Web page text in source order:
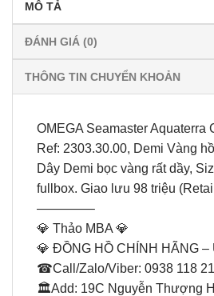
MÔ TẢ
ĐÁNH GIÁ (0)
THÔNG TIN CHUYỂN KHOẢN
OMEGA Seamaster Aquaterra
Ref: 2303.30.00, Demi Vàng
Dây Demi bọc vàng rất dầy,
fullbox. Giao lưu 98 triệu
————–
💎 Thảo MBA 💎
💎 ĐỒNG HỒ CHÍNH HÃNG –
☎Call/Zalo/Viber: 0938 118
🏛Add: 19C Nguyễn Thượng